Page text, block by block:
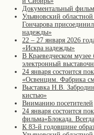
Документальный
Ульяновский
Гончарова
надежды»
22 – 27 января 2026
«Искра надежды»
В Краеведческом музее
электронный
24 января состоится
«Освенцим. Фабрика
Выставка Н.В.
кистью»
Вниманию посетителей
24 января состоится
фильма«Блокада.
К 83-й годовщине